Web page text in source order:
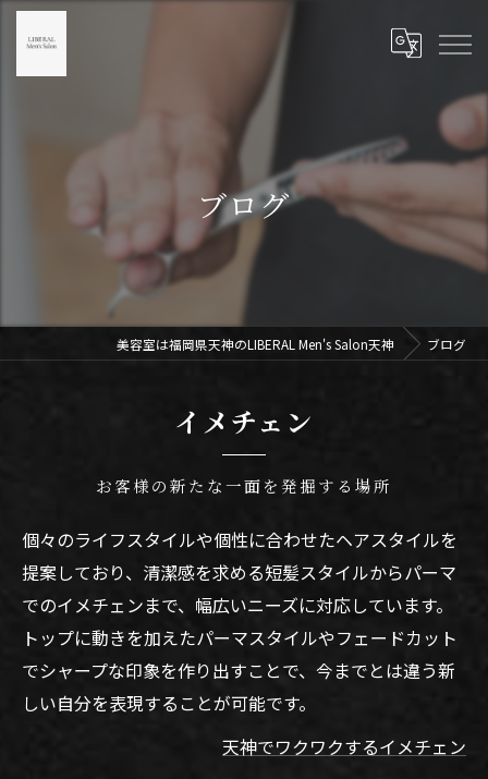
ブログ
美容室は福岡県天神のLIBERAL Men's Salon天神 ブログ
イメチェン
お客様の新たな一面を発掘する場所
個々のライフスタイルや個性に合わせたヘアスタイルを
提案しており、清潔感を求める短髪スタイルからパーマ
でのイメチェンまで、幅広いニーズに対応しています。
トップに動きを加えたパーマスタイルやフェードカット
でシャープな印象を作り出すことで、今までとは違う新
しい自分を表現することが可能です。
天神でワクワクするイメチェン